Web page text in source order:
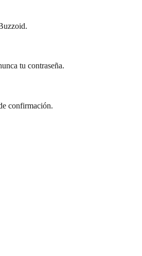
tu contraseña.
confirmación.